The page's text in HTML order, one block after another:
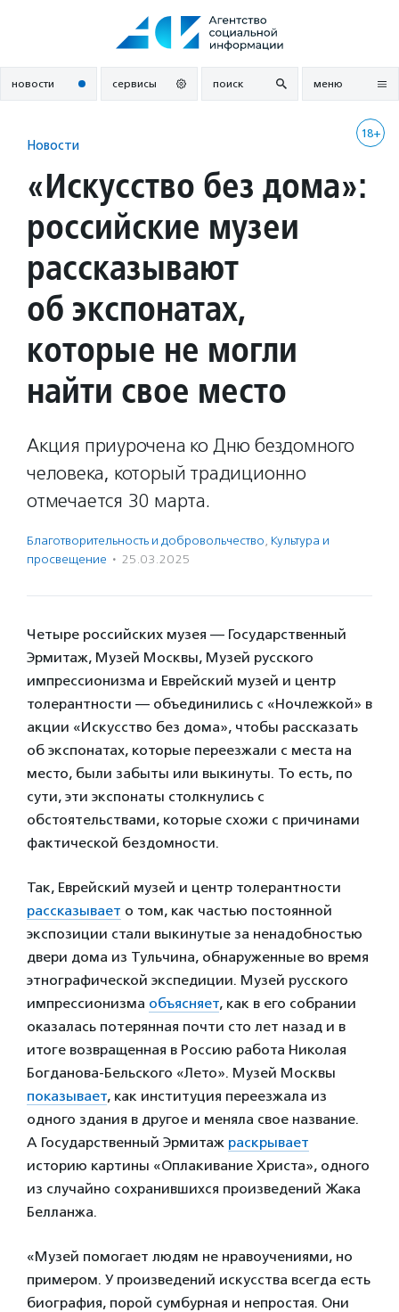
новости сервисы поиск меню
18+
Новости
«Искусство без дома»:
российские музеи
рассказывают
об экспонатах,
которые не могли
найти свое место
Акция приурочена ко Дню бездомного
человека, который традиционно
отмечается 30 марта.
Благотвори­тель­ность и доброволь­чест­во, Культура и
просвещение · 25.03.2025
Четыре российских музея — Государственный
Эрмитаж, Музей Москвы, Музей русского
импрессионизма и Еврейский музей и центр
толерантности — объединились с «Ночлежкой» в
акции «Искусство без дома», чтобы рассказать
об экспонатах, которые переезжали с места на
место, были забыты или выкинуты. То есть, по
сути, эти экспонаты столкнулись с
обстоятельствами, которые схожи с причинами
фактической бездомности.
Так, Еврейский музей и центр толерантности
рассказывает о том, как частью постоянной
экспозиции стали выкинутые за ненадобностью
двери дома из Тульчина, обнаруженные во время
этнографической экспедиции. Музей русского
импрессионизма объясняет, как в его собрании
оказалась потерянная почти сто лет назад и в
итоге возвращенная в Россию работа Николая
Богданова-Бельского «Лето». Музей Москвы
показывает, как институция переезжала из
одного здания в другое и меняла свое название.
А Государственный Эрмитаж раскрывает
историю картины «Оплакивание Христа», одного
из случайно сохранившихся произведений Жака
Белланжа.
«Музей помогает людям не нравоучениями, но
примером. У произведений искусства всегда есть
биография, порой сумбурная и непростая. Они